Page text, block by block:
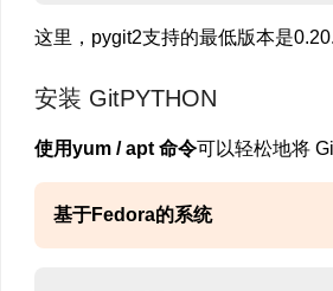
这里，pygit2支持的最低版本是
安装 GitPYTHON
使用yum / apt 命令可以轻松地将
基于Fedora的系统